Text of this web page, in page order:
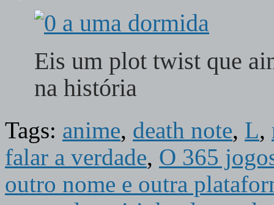
Eis um plot twist que
na história
Tags: anime, death note, L,
falar a verdade, O 365
outro nome e outra